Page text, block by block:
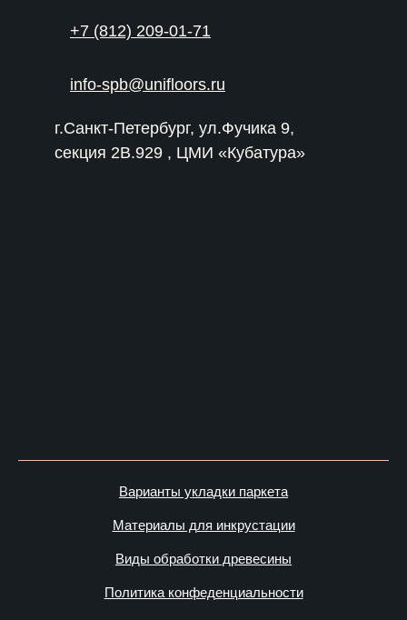
+7 (812) 209-01-71
info-spb@unifloors.ru
г.Санкт-Петербург, ул.Фучика 9,
секция 2В.929 , ЦМИ «Кубатура»
Варианты укладки паркета
Материалы для инкрустации
Виды обработки древесины
Политика конфеденциальности